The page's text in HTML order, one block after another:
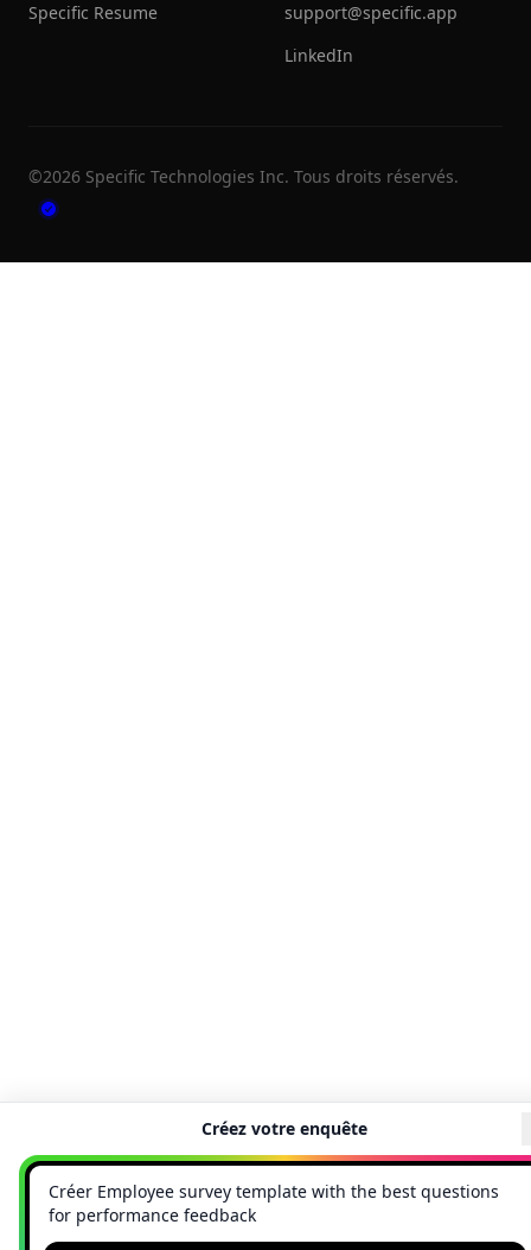
Créez votre enquête
Specific Resume
support@specific.app
LinkedIn
©2026 Specific Technologies Inc. Tous droits réservés.